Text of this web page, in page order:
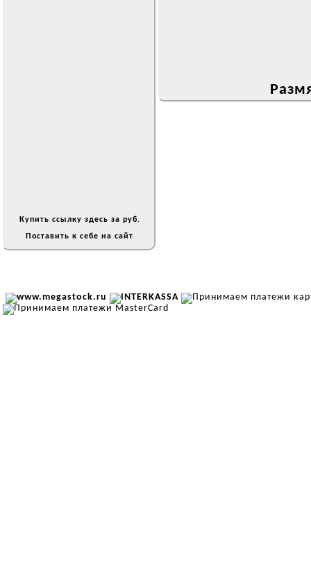
Купить ссылку здесь за руб.
Поставить к себе на сайт